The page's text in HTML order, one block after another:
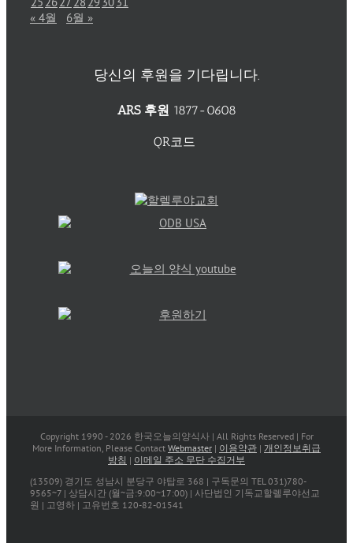
« 4월
6월 »
당신의 후원을 기다립니다.
ARS 후원 1877-0608
QR코드
Copyright 1990 - 2026 한국오늘의양식사 | All Rights Reserved | For
More Information, Please Contact Webmaster | 이용약관 | 개인정보취급
방침 | 이메일 주소 무단 수집거부
(13509) 경기도 성남시 분당구 야탑로 368 | 구독문의 TEL 031)780-
9565~7 | 상담시간 (월~금:9:00~17:00) | 사단법인 기독교할렐루야선교
원 | 고영하 | 고유번호 120-82-01541